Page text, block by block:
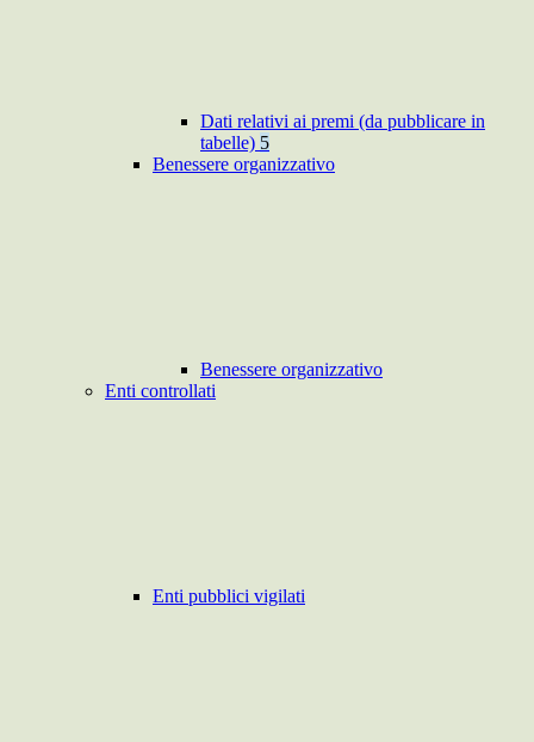
Dati relativi ai premi (da pubblicare in
tabelle) 5
Benessere organizzativo
Benessere organizzativo
Enti controllati
Enti pubblici vigilati